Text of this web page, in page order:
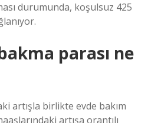
durumunda, koşulsuz 425
parası ne
artışla birlikte evde bakım
artışa orantılı